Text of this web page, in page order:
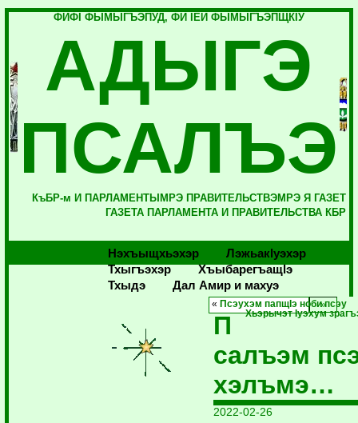
ФИФI ФЫМЫГЪЭПУД, ФИ IЕЙ ФЫМЫГЪЭПЩКIУ
АДЫГЭ
ПСАЛЪЭ
КъБР-м И ПАРЛАМЕНТЫМРЭ ПРАВИТЕЛЬСТВЭМРЭ Я ГАЗЕТ
ГАЗЕТА ПАРЛАМЕНТА И ПРАВИТЕЛЬСТВА КБР
Нэхъыщхьэхэр
Лэжьакlуэхэр
Тхыгъэхэр
Хъыбарегъащlэ
Тхыдэ
Дал Амир и махуэ
« Псэухэм папщIэ ноби псэу
Хьэрычэт Iуэхум
П
салъэм
хэлъмэ…
2022-02-26